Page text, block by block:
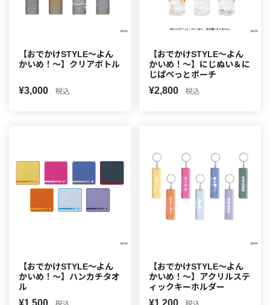
【おでかけSTYLE～よん
かいめ！～】クリアボトル
¥3,000 税込
【おでかけSTYLE～よん
かいめ！～】にじぬい＆に
じぱぺっとポーチ
¥2,800 税込
【おでかけSTYLE～よん
かいめ！～】ハンカチタオ
ル
¥1,500
【おでかけSTYLE～よん
かいめ！～】アクリルステ
ィックキーホルダー
¥1,200